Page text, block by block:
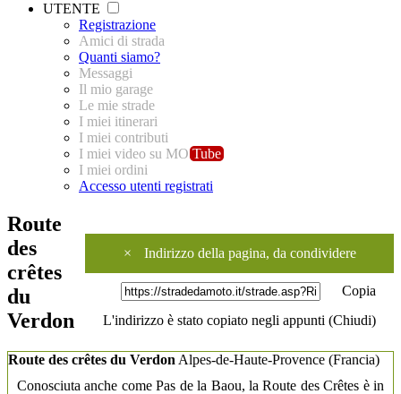
UTENTE
Registrazione
Amici di strada
Quanti siamo?
Messaggi
Il mio garage
Le mie strade
I miei itinerari
I miei contributi
I miei video su MO Tube
I miei ordini
Accesso utenti registrati
× Indirizzo della pagina, da condividere
Copia
L'indirizzo è stato copiato negli appunti (Chiudi)
Route
des
crêtes
du
Verdon
Route des crêtes du Verdon Alpes-de-Haute-Provence (Francia)
Conosciuta anche come Pas de la Baou, la Route des Crêtes è in